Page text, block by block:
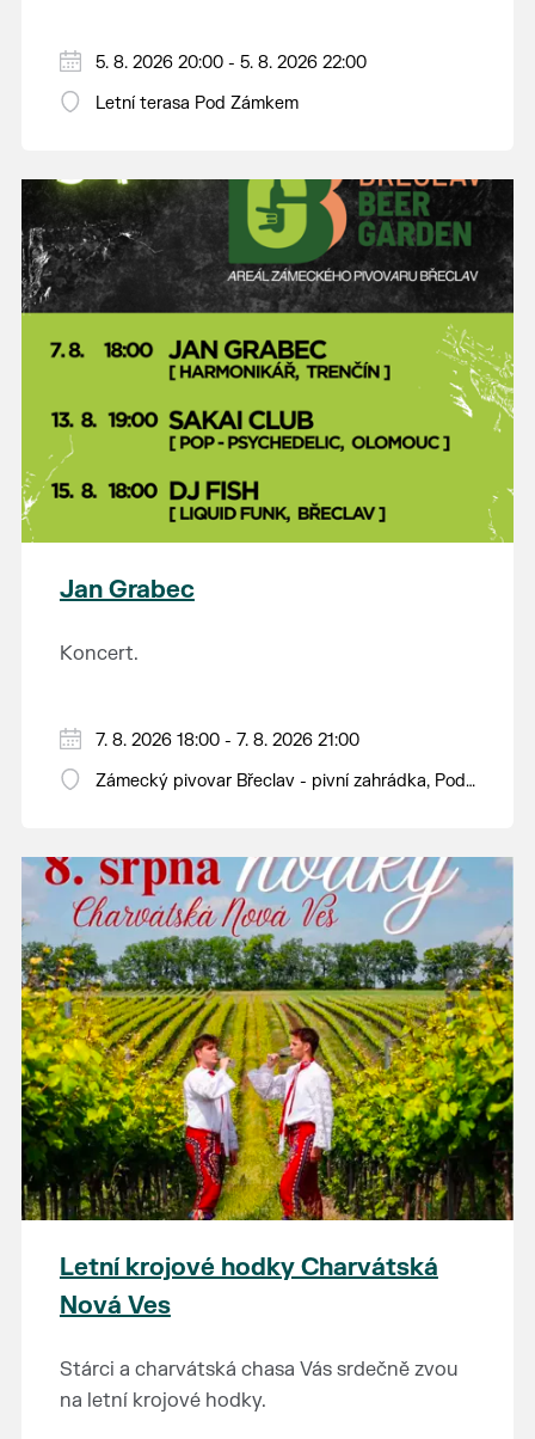
5. 8. 2026 20:00 - 5. 8. 2026 22:00
Letní terasa Pod Zámkem
Jan Grabec
Koncert.
7. 8. 2026 18:00 - 7. 8. 2026 21:00
Zámecký pivovar Břeclav - pivní zahrádka, Pod
Letní krojové hodky Charvátská
Nová Ves
Stárci a charvátská chasa Vás srdečně zvou
na letní krojové hodky.